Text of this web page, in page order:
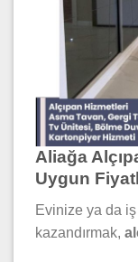
Aliağa
Uygun
Evinize ya da
kazandırmak,